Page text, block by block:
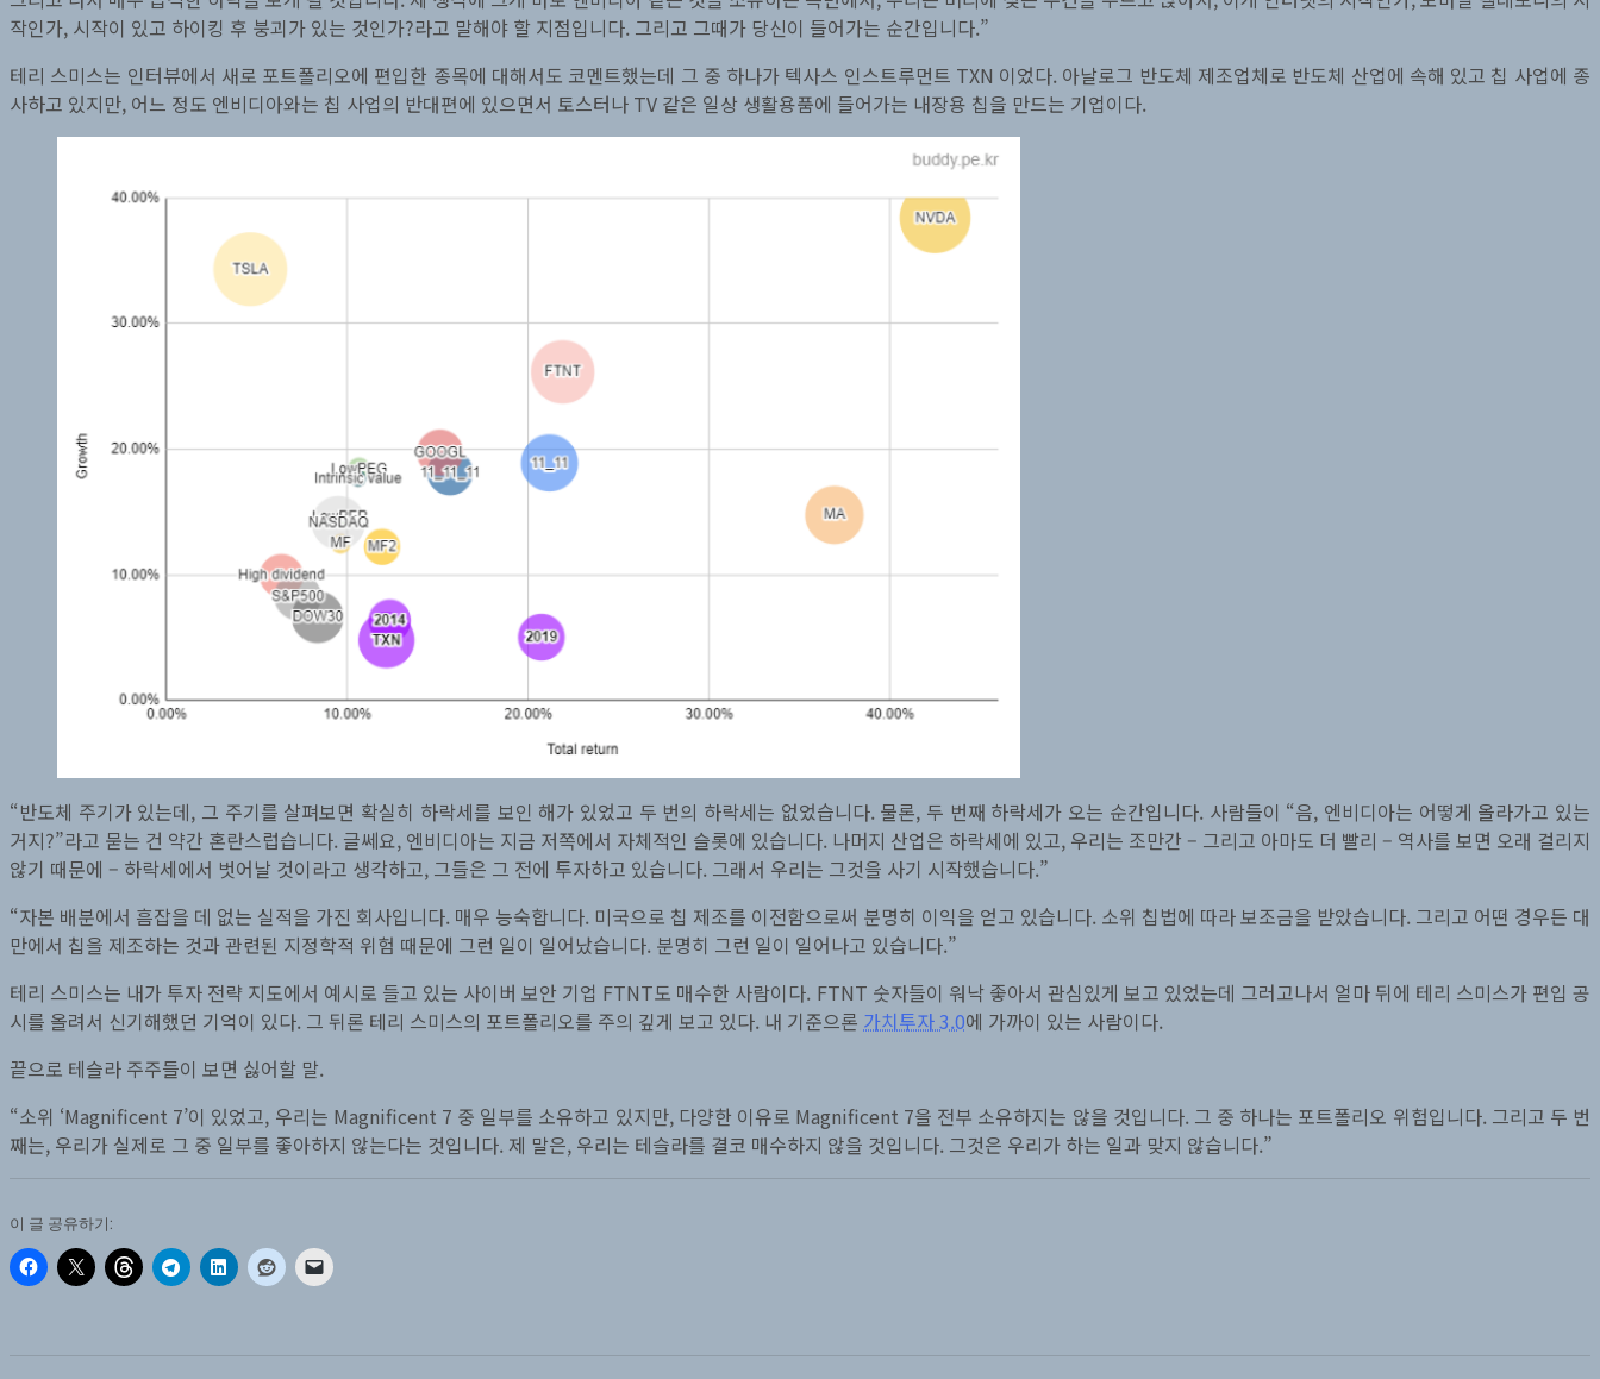
작인가, 시작이 있고 하이킹 후 붕괴가 있는 것인가?라고 말해야 할 지점입니다. 그리고 그때가 당신이 들어가는 순간입니다.”
테리 스미스는 인터뷰에서 새로 포트폴리오에 편입한 종목에 대해서도 코멘트했는데 그 중 하나가 텍사스 인스트루먼트 TXN 이었다. 아날로그 반도체 제조업체로 반도체 산업에 속해 있고 칩 사업에 종
사하고 있지만, 어느 정도 엔비디아와는 칩 사업의 반대편에 있으면서 토스터나 TV 같은 일상 생활용품에 들어가는 내장용 칩을 만드는 기업이다.
“반도체 주기가 있는데, 그 주기를 살펴보면 확실히 하락세를 보인 해가 있었고 두 번의 하락세는 없었습니다. 물론, 두 번째 하락세가 오는 순간입니다. 사람들이 “음, 엔비디아는 어떻게 올라가고 있는
거지?”라고 묻는 건 약간 혼란스럽습니다. 글쎄요, 엔비디아는 지금 저쪽에서 자체적인 슬롯에 있습니다. 나머지 산업은 하락세에 있고, 우리는 조만간 – 그리고 아마도 더 빨리 – 역사를 보면 오래 걸리지
않기 때문에 – 하락세에서 벗어날 것이라고 생각하고, 그들은 그 전에 투자하고 있습니다. 그래서 우리는 그것을 사기 시작했습니다.”
“자본 배분에서 흠잡을 데 없는 실적을 가진 회사입니다. 매우 능숙합니다. 미국으로 칩 제조를 이전함으로써 분명히 이익을 얻고 있습니다. 소위 칩법에 따라 보조금을 받았습니다. 그리고 어떤 경우든 대
만에서 칩을 제조하는 것과 관련된 지정학적 위험 때문에 그런 일이 일어났습니다. 분명히 그런 일이 일어나고 있습니다.”
테리 스미스는 내가 투자 전략 지도에서 예시로 들고 있는 사이버 보안 기업 FTNT도 매수한 사람이다. FTNT 숫자들이 워낙 좋아서 관심있게 보고 있었는데 그러고나서 얼마 뒤에 테리 스미스가 편입 공
시를 올려서 신기해했던 기억이 있다. 그 뒤론 테리 스미스의 포트폴리오를 주의 깊게 보고 있다. 내 기준으론 가치투자 3.0에 가까이 있는 사람이다.
끝으로 테슬라 주주들이 보면 싫어할 말.
“소위 ‘Magnificent 7’이 있었고, 우리는 Magnificent 7 중 일부를 소유하고 있지만, 다양한 이유로 Magnificent 7을 전부 소유하지는 않을 것입니다. 그 중 하나는 포트폴리오 위험입니다. 그리고 두 번
째는, 우리가 실제로 그 중 일부를 좋아하지 않는다는 것입니다. 제 말은, 우리는 테슬라를 결코 매수하지 않을 것입니다. 그것은 우리가 하는 일과 맞지 않습니다.”
이 글 공유하기: